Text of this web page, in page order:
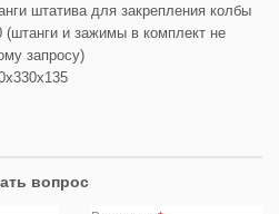
штатива для закрепления колбы
(штанги и зажимы в комплект не
запросу)
вопрос